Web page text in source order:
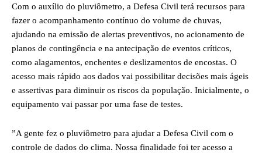
Com o auxílio do pluviômetro, a Defesa Civil terá recursos para
fazer o acompanhamento contínuo do volume de chuvas,
ajudando na emissão de alertas preventivos, no acionamento de
planos de contingência e na antecipação de eventos críticos,
como alagamentos, enchentes e deslizamentos de encostas. O
acesso mais rápido aos dados vai possibilitar decisões mais ágeis
e assertivas para diminuir os riscos da população. Inicialmente, o
equipamento vai passar por uma fase de testes.
”A gente fez o pluviômetro para ajudar a Defesa Civil com o
controle de dados do clima. Nossa finalidade foi ter acesso a